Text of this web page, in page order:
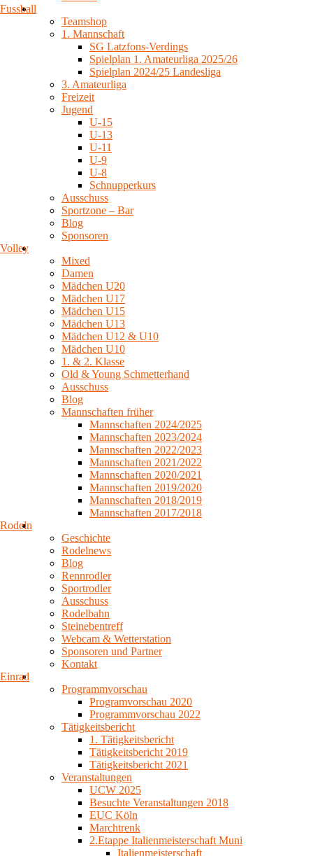
Fussball
Teamshop
1. Mannschaft
SG Latzfons-Verdings
Spielplan 1. Amateurliga 2025/26
Spielplan 2024/25 Landesliga
3. Amateurliga
Freizeit
Jugend
U-15
U-13
U-11
U-9
U-8
Schnupperkurs
Ausschuss
Sportzone – Bar
Blog
Sponsoren
Volley
Mixed
Damen
Mädchen U20
Mädchen U17
Mädchen U15
Mädchen U13
Mädchen U12 & U10
Mädchen U10
1. & 2. Klasse
Old & Young Schmetterhand
Ausschuss
Blog
Mannschaften früher
Mannschaften 2024/2025
Mannschaften 2023/2024
Mannschaften 2022/2023
Mannschaften 2021/2022
Mannschaften 2020/2021
Mannschaften 2019/2020
Mannschaften 2018/2019
Mannschaften 2017/2018
Rodeln
Geschichte
Rodelnews
Blog
Rennrodler
Sportrodler
Ausschuss
Rodelbahn
Steinebentreff
Webcam & Wetterstation
Sponsoren und Partner
Kontakt
Einrad
Programmvorschau
Programvorschau 2020
Programmvorschau 2022
Tätigkeitsbericht
1. Tätigkeitsbericht
Tätigkeitsbericht 2019
Tätigkeitsbericht 2021
Veranstaltungen
UCW 2025
Besuchte Veranstaltungen 2018
EUC Köln
Marchtrenk
2.Etappe Italienmeisterschaft Muni
Italienmeisterschaft